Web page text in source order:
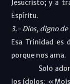
Jesucristo; y a
Espíritu.
3.- Dios, digno
Esa Trinidad es
porque nos ama.
Solo
los ídolos: